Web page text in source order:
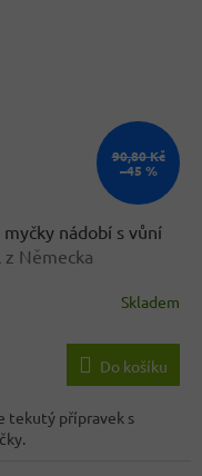
90,80 Kč
–45 %
nádobí s vůní
Německa
Skladem
Do košíku
tekutý přípravek s